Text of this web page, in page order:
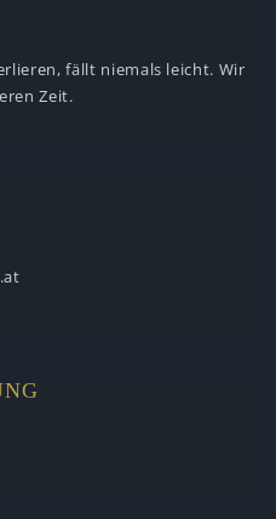
fällt niemals leicht. Wir
Zeit.